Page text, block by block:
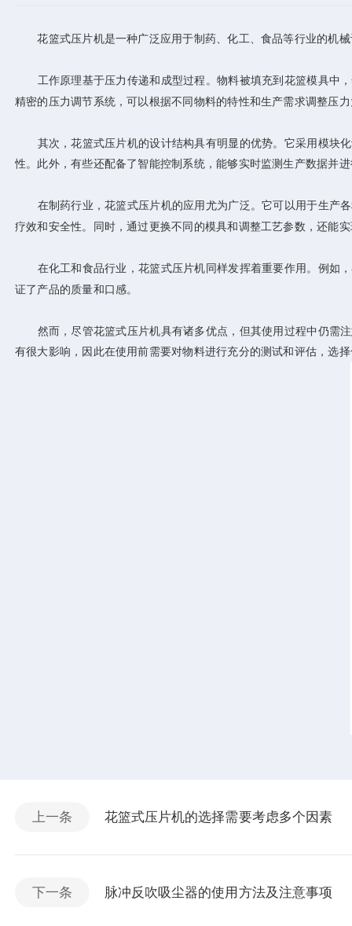
花篮式压片机是一种广泛应用于制药、化工、食品等行业的机械
工作原理基于压力传递和成型过程。物料被填充到花篮模具中，
精密的压力调节系统，可以根据不同物料的特性和生产需求调整压
其次，花篮式压片机的设计结构具有明显的优势。它采用模块化
性。此外，有些还配备了智能控制系统，能够实时监测生产数据并
在制药行业，花篮式压片机的应用尤为广泛。它可以用于生产各
疗效和安全性。同时，通过更换不同的模具和调整工艺参数，还能
在化工和食品行业，花篮式压片机同样发挥着重要作用。例如，
证了产品的质量和口感。
然而，尽管花篮式压片机具有诸多优点，但其使用过程中仍需注
有很大影响，因此在使用前需要对物料进行充分的测试和评估，选
上一条 花篮式压片机的选择需要考虑多个因素
下一条 脉冲反吹吸尘器的使用方法及注意事项